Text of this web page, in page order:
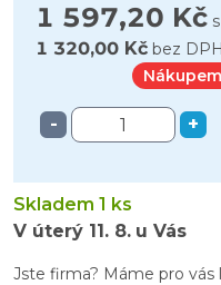
1 597,20 Kč
1 320,00 Kč bez DPH
- +
Skladem 1 ks
V úterý 11. 8. u Vás
Jste firma? Máme pro vás